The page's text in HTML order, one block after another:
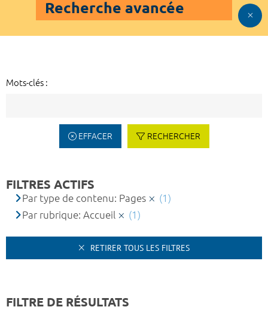
Recherche avancée
Mots-clés :
EFFACER RECHERCHER
FILTRES ACTIFS
Par type de contenu: Pages
(1)
Par rubrique: Accueil
(1)
RETIRER TOUS LES FILTRES
FILTRE DE RÉSULTATS